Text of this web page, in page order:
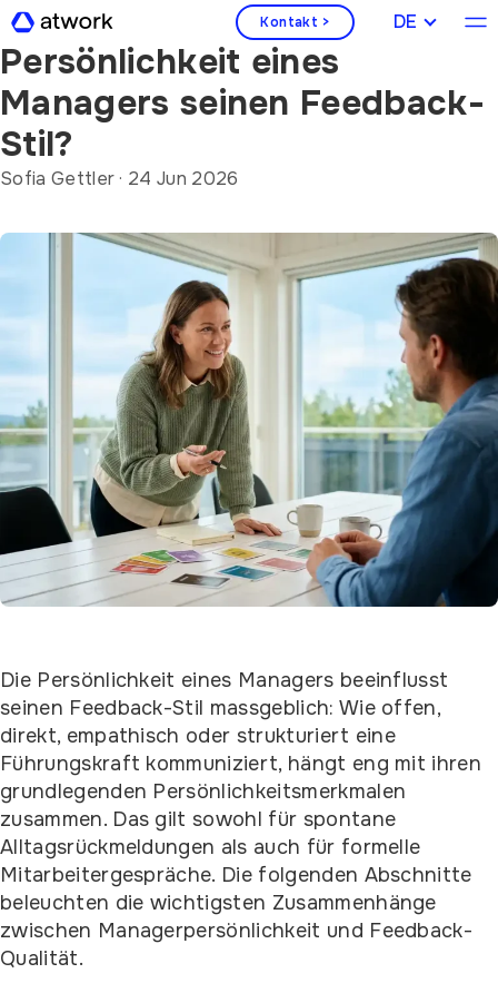
DEUTSCH
Kontakt >
Wie beeinflusst die
Persönlichkeit eines
Managers seinen Feedback-
Stil?
Sofia Gettler· 24 Jun 2026
Die Persönlichkeit eines Managers beeinflusst
seinen Feedback-Stil massgeblich: Wie offen,
direkt, empathisch oder strukturiert eine
Führungskraft kommuniziert, hängt eng mit ihren
grundlegenden Persönlichkeitsmerkmalen
zusammen. Das gilt sowohl für spontane
Alltagsrückmeldungen als auch für formelle
Mitarbeitergespräche. Die folgenden Abschnitte
beleuchten die wichtigsten Zusammenhänge
zwischen Managerpersönlichkeit und Feedback-
Qualität.